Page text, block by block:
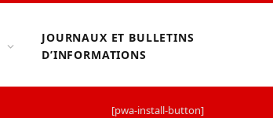
JOURNAUX ET BULLETINS
D’INFORMATIONS
[pwa-install-button]